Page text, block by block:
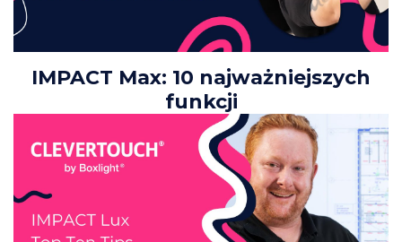
IMPACT Max: 10 najważniejszych
funkcji